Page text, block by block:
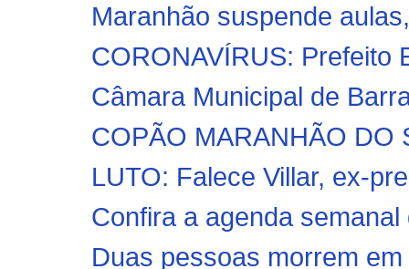
Maranhão suspende
CORONAVÍRUS: Prefeito
Câmara Municipal de
COPÃO MARANHÃO DO
LUTO: Falece Villar, ex-
Confira a agenda
Duas pessoas morrem